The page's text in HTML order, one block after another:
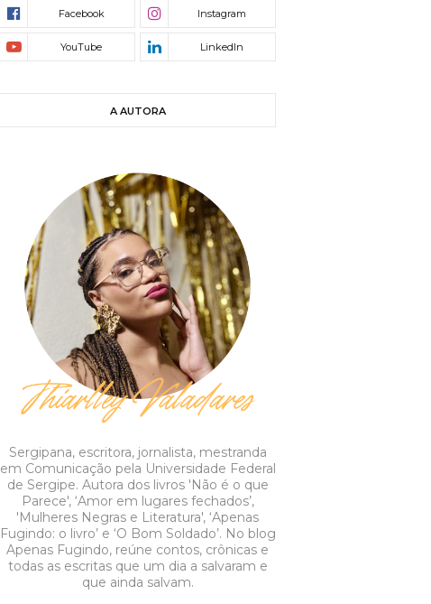
A AUTORA
Sergipana, escritora, jornalista, mestranda
em Comunicação pela Universidade Federal
de Sergipe. Autora dos livros 'Não é o que
Parece', ‘Amor em lugares fechados’,
'Mulheres Negras e Literatura', ‘Apenas
Fugindo: o livro’ e ‘O Bom Soldado’. No blog
Apenas Fugindo, reúne contos, crônicas e
todas as escritas que um dia a salvaram e
que ainda salvam.